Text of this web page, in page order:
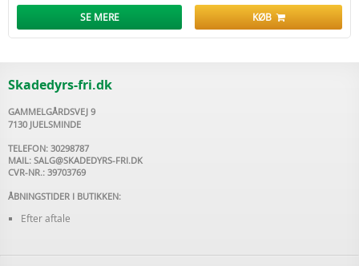
SE MERE KØB
Skadedyrs-fri.dk
GAMMELGÅRDSVEJ 9
7130 JUELSMINDE
TELEFON: 30298787
MAIL: SALG@SKADEDYRS-FRI.DK
CVR-NR.: 39703769
ÅBNINGSTIDER I BUTIKKEN:
Efter aftale